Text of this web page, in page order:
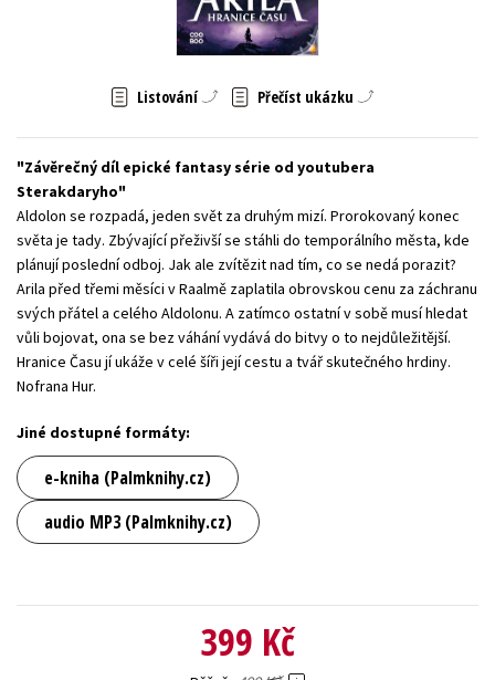
Zahraniční literatura
Listování Přečíst ukázku
Závěrečný díl epické fantasy série od youtubera
Sterakdaryho
Aldolon se rozpadá, jeden svět za druhým mizí. Prorokovaný konec
světa je tady. Zbývající přeživší se stáhli do temporálního města, kde
plánují poslední odboj. Jak ale zvítězit nad tím, co se nedá porazit?
Arila před třemi měsíci v Raalmě zaplatila obrovskou cenu za záchranu
svých přátel a celého Aldolonu. A zatímco ostatní v sobě musí hledat
vůli bojovat, ona se bez váhání vydává do bitvy o to nejdůležitější.
Hranice Času jí ukáže v celé šíři její cestu a tvář skutečného hrdiny.
Nofrana Hur.
Jiné dostupné formáty:
e-kniha (Palmknihy.cz)
audio MP3 (Palmknihy.cz)
399 Kč